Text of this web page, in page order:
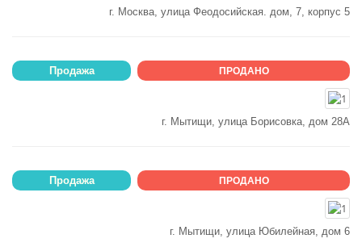
г. Москва, улица Феодосийская. дом, 7, корпус 5
Продажа ПРОДАНО
г. Мытищи, улица Борисовка, дом 28А
Продажа ПРОДАНО
г. Мытищи, улица Юбилейная, дом 6